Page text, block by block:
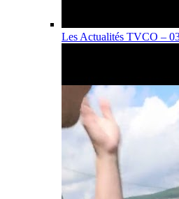
Les Actualités TVCO –